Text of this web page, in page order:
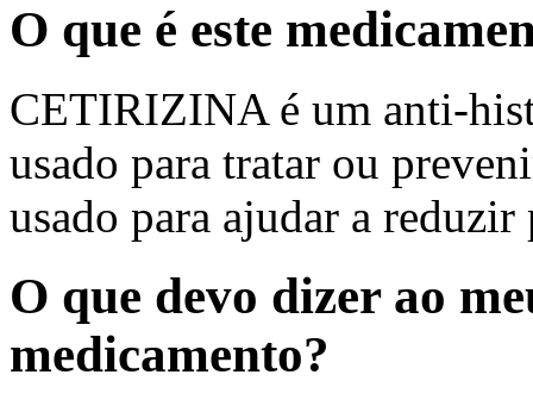
O que é este
CETIRIZINA é um anti-
usado para tratar ou
usado para ajudar a
O que devo dizer ao
medicamento?